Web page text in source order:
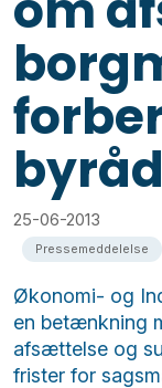
25-06-2013
Pressemeddelelse
Økonomi- og
en betænkning
afsættelse og
frister for